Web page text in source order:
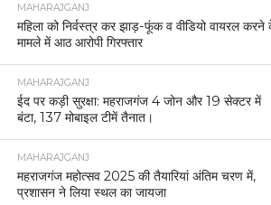
MAHARAJGANJ
महिला को निर्वस्त्र कर झाड़-फूंक व वीडियो वायरल करने
मामले में आठ आरोपी गिरफ्तार
MAHARAJGANJ
ईद पर कड़ी सुरक्षा: महराजगंज 4 जोन और 19 सेक्टर में
बंटा, 137 मोबाइल टीमें तैनात।
MAHARAJGANJ
महराजगंज महोत्सव 2025 की तैयारियां अंतिम चरण में,
प्रशासन ने लिया स्थल का जायजा